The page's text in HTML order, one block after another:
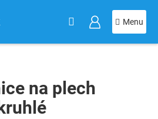
na plech